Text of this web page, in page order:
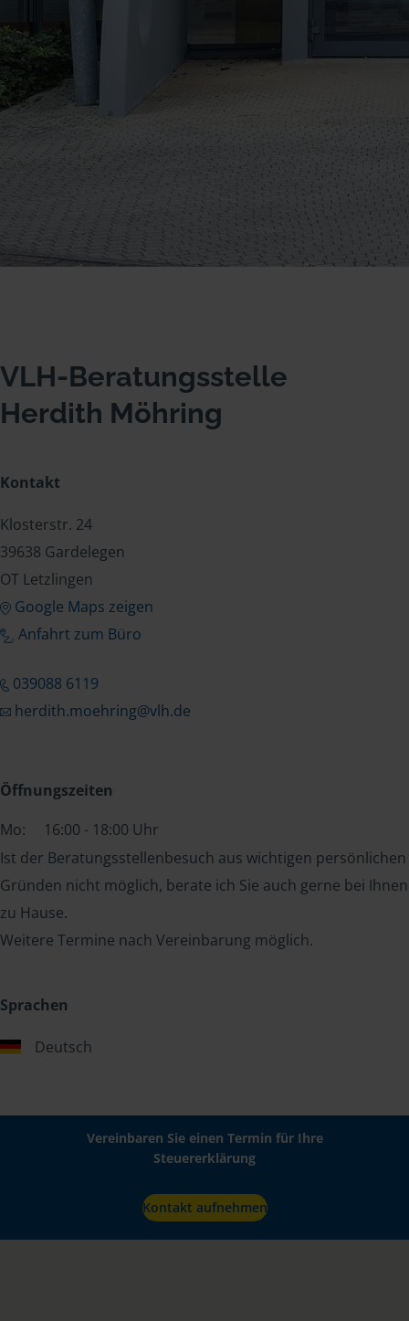
VLH-Beratungsstelle
Herdith Möhring
Kontakt
Klosterstr. 24
39638 Gardelegen
OT Letzlingen
Google Maps zeigen
Anfahrt zum Büro
039088 6119
herdith.moehring@vlh.de
Öffnungszeiten
Mo:
16:00 - 18:00 Uhr
Ist der Beratungsstellenbesuch aus wichtigen persönlichen
Gründen nicht möglich, berate ich Sie auch gerne bei Ihnen
zu Hause.
Weitere Termine nach Vereinbarung möglich.
Sprachen
Deutsch
Vereinbaren Sie einen Termin für Ihre
Steuererklärung
Kontakt aufnehmen